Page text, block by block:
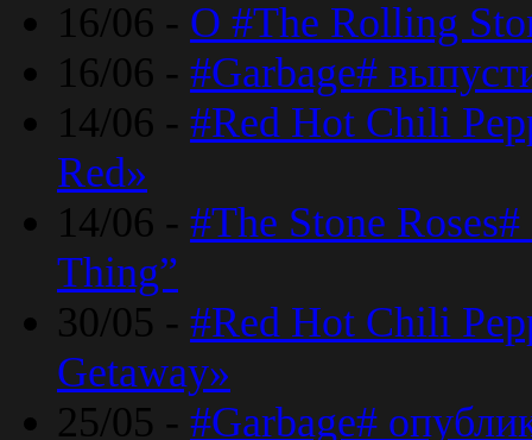
16/06 - О #The Rolling
16/06 - #Garbage#
14/06 - #Red Hot Chili
Red»
14/06 - #The Stone
Thing”
30/05 - #Red Hot Chili
Getaway»
25/05 - #Garbage#